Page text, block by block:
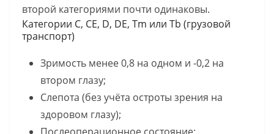
второй категориями почти одинаковы.
Категории C, CE, D, DE, Tm или Tb (грузовой
транспорт)
Зримость менее 0,8 на одном и -0,2 на
втором глазу;
Слепота (без учёта остроты зрения на
здоровом глазу);